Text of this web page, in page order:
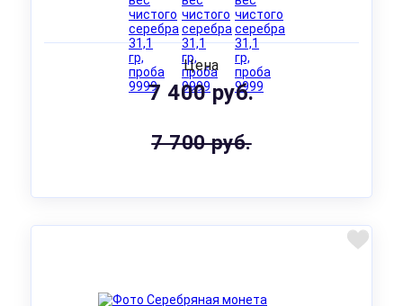
Цена
7 400 руб.
7 700 руб.